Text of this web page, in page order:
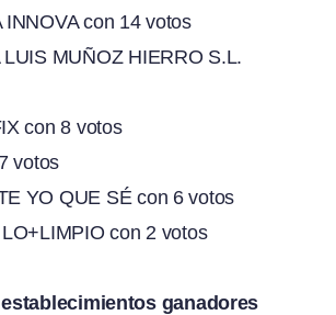
INNOVA con 14 votos
MUÑOZ HIERRO S.L.
con8 votos
7 votos
YO QUE SÉ con 6 votos
con 2 votos
ganadores